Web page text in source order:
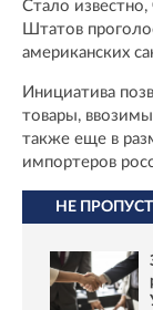
Стало
Штатов
американских
Инициатива
товары,
также еще в
импортеров
НЕ